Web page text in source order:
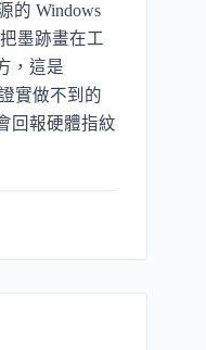
的 Windows
墨跡畫在工
，這是
實做不到的
回報硬體指紋